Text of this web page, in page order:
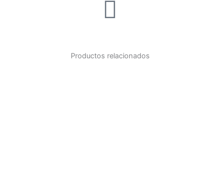
Productos relacionados